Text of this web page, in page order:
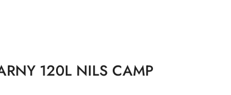
120L NILS CAMP